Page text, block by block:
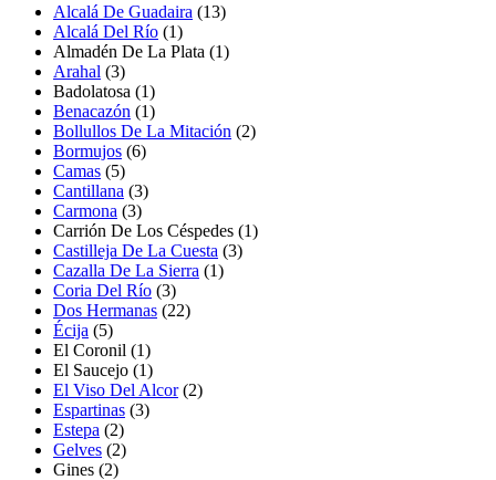
Alcalá De Guadaira (13)
Alcalá Del Río (1)
Almadén De La Plata (1)
Arahal (3)
Badolatosa (1)
Benacazón (1)
Bollullos De La Mitación (2)
Bormujos (6)
Camas (5)
Cantillana (3)
Carmona (3)
Carrión De Los Céspedes (1)
Castilleja De La Cuesta (3)
Cazalla De La Sierra (1)
Coria Del Río (3)
Dos Hermanas (22)
Écija (5)
El Coronil (1)
El Saucejo (1)
El Viso Del Alcor(2)
Espartinas (3)
Estepa (2)
Gelves (2)
Gines (2)